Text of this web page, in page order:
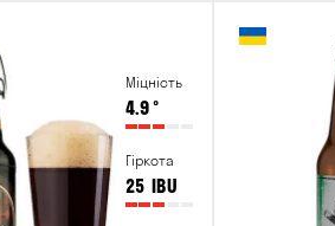
Міцність
4.9°
Гіркота
25 IBU